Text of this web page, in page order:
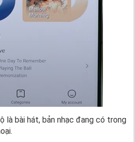
là bài hát, bản nhạc đang có trong